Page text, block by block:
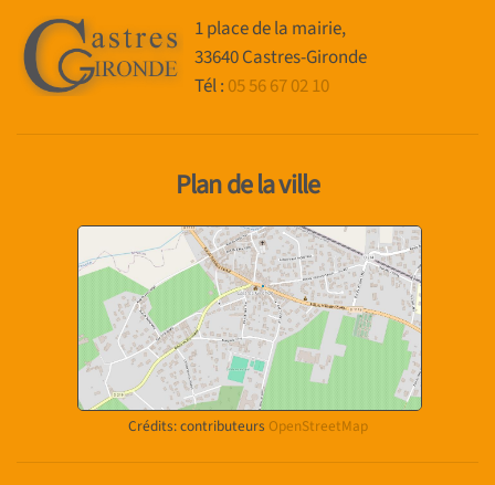
1 place de la mairie,
33640 Castres-Gironde
Tél : 05 56 67 02 10
Plan de la ville
Crédits: contributeurs OpenStreetMap